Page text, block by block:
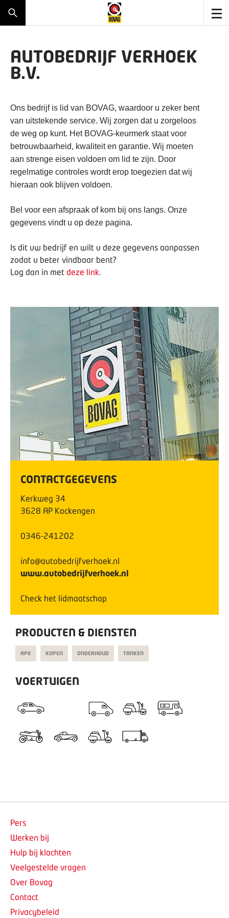
AUTOBEDRIJF VERHOEK
B.V.
Ons bedrijf is lid van BOVAG, waardoor u zeker bent
van uitstekende service. Wij zorgen dat u zorgeloos
de weg op kunt. Het BOVAG-keurmerk staat voor
betrouwbaarheid, kwaliteit en garantie. Wij moeten
aan strenge eisen voldoen om lid te zijn. Door
regelmatige controles wordt erop toegezien dat wij
hieraan ook blijven voldoen.
Bel voor een afspraak of kom bij ons langs. Onze
gegevens vindt u op deze pagina.
Is dit uw bedrijf en wilt u deze gegevens aanpassen
zodat u beter vindbaar bent?
Log dan in met deze link.
CONTACTGEGEVENS
Kerkweg 34
3628 AP Kockengen
0346-241202
info@autobedrijfverhoek.nl
www.autobedrijfverhoek.nl
Check het lidmaatschap
PRODUCTEN & DIENSTEN
APK KOPEN ONDERHOUD TANKEN
VOERTUIGEN
Pers
Werken bij
Hulp bij klachten
Veelgestelde vragen
Over Bovag
Contact
Privacybeleid